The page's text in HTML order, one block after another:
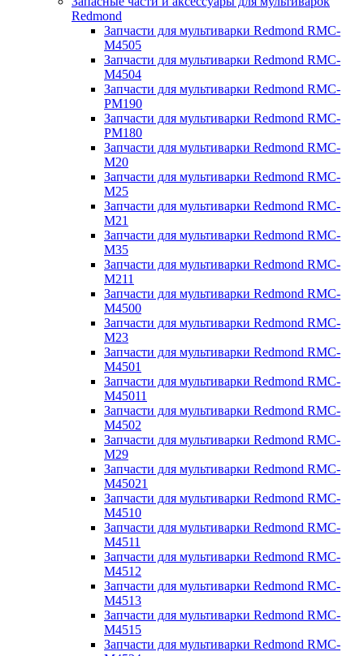
Redmond
Запчасти для мультиварки Redmond RMC-
M4505
Запчасти для мультиварки Redmond RMC-
M4504
Запчасти для мультиварки Redmond RMC-
PM190
Запчасти для мультиварки Redmond RMC-
PM180
Запчасти для мультиварки Redmond RMC-
M20
Запчасти для мультиварки Redmond RMC-
M25
Запчасти для мультиварки Redmond RMC-
M21
Запчасти для мультиварки Redmond RMC-
M35
Запчасти для мультиварки Redmond RMC-
M211
Запчасти для мультиварки Redmond RMC-
M4500
Запчасти для мультиварки Redmond RMC-
M23
Запчасти для мультиварки Redmond RMC-
M4501
Запчасти для мультиварки Redmond RMC-
M45011
Запчасти для мультиварки Redmond RMC-
M4502
Запчасти для мультиварки Redmond RMC-
M29
Запчасти для мультиварки Redmond RMC-
M45021
Запчасти для мультиварки Redmond RMC-
M4510
Запчасти для мультиварки Redmond RMC-
M4511
Запчасти для мультиварки Redmond RMC-
M4512
Запчасти для мультиварки Redmond RMC-
M4513
Запчасти для мультиварки Redmond RMC-
M4515
Запчасти для мультиварки Redmond RMC-